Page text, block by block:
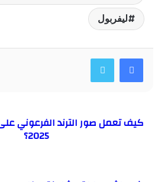
صور الترند الفرعوني على